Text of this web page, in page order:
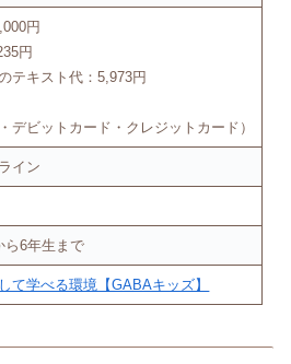
円
円
テキスト代：5,973円
デビットカード・クレジットカード）
イン
ら6年生まで
て学べる環境【GABAキッズ】